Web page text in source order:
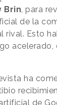
Brin, para
de la
rival. Esto
ha
de